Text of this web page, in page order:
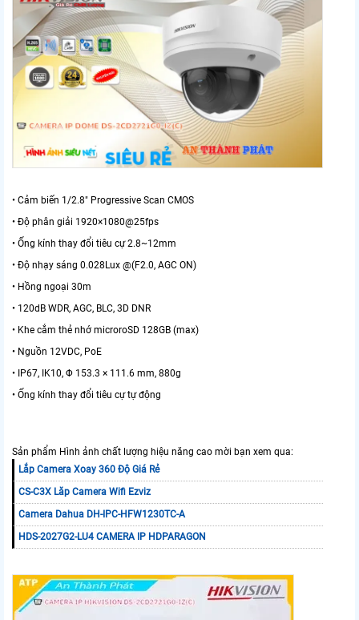
• Cảm biến 1/2.8" Progressive Scan CMOS
• Độ phân giải 1920×1080@25fps
• Ống kính thay đổi tiêu cự 2.8~12mm
• Độ nhạy sáng 0.028Lux @(F2.0, AGC ON)
• Hồng ngoại 30m
• 120dB WDR, AGC, BLC, 3D DNR
• Khe cắm thẻ nhớ microroSD 128GB (max)
• Nguồn 12VDC, PoE
• IP67, IK10, Φ 153.3 × 111.6 mm, 880g
• Ống kính thay đổi tiêu cự tự động
Sản phẩm Hình ảnh chất lượng hiệu năng cao mời bạn xem qua:
Lắp Camera Xoay 360 Độ Giá Rẻ
CS-C3X Lăp Camera Wifi Ezviz
Camera Dahua DH-IPC-HFW1230TC-A
HDS-2027G2-LU4 CAMERA IP HDPARAGON